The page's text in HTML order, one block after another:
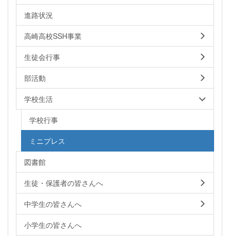
進路状況
高崎高校SSH事業
生徒会行事
部活動
学校生活
学校行事
ミニプレス
図書館
生徒・保護者の皆さんへ
中学生の皆さんへ
小学生の皆さんへ